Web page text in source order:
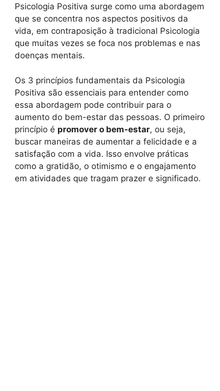
Psicologia Positiva surge como uma abordagem
que se concentra nos aspectos positivos da
vida, em contraposição à tradicional Psicologia
que muitas vezes se foca nos problemas e nas
doenças mentais.
Os 3 princípios fundamentais da Psicologia
Positiva são essenciais para entender como
essa abordagem pode contribuir para o
aumento do bem-estar das pessoas. O primeiro
princípio é promover o bem-estar, ou seja,
buscar maneiras de aumentar a felicidade e a
satisfação com a vida. Isso envolve práticas
como a gratidão, o otimismo e o engajamento
em atividades que tragam prazer e significado.